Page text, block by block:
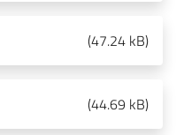
(47.24 kB)
(44.69 kB)